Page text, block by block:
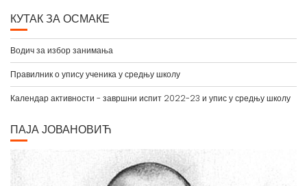
КУТАК ЗА ОСМАКЕ
Водич за избор занимања
Правилник о упису ученика у средњу школу
Календар активности - завршни испит 2022-23 и упис у средњу школу
ПАЈА ЈОВАНОВИЋ